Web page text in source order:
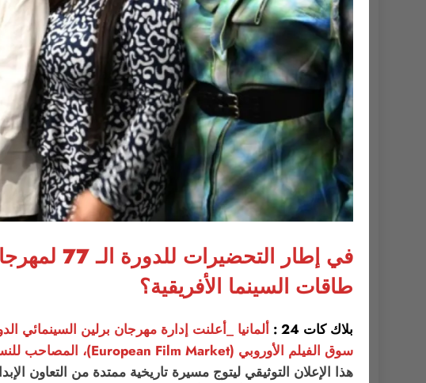
في إطار
طاقات السينما الأفريقية؟
بلاك كات 24 :
ألمانيا _أعلنت إدارة مهرجان برلين السينمائي
سوق الفيلم الأوروبي (European Film Market)، المصاحب للنسخة السابعة والسبعين من
هذا الإعلان التوثيقي ليتوج مسيرة تاريخية ممتدة من التعاون